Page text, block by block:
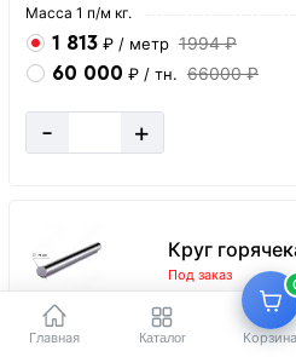
Главная Каталог Корзина
Масса 1 п/м кг.
1 813 ₽ / метр 1994 ₽
60 000 ₽ / тн. 66000 ₽
- +
Круг
Под заказ
Длина